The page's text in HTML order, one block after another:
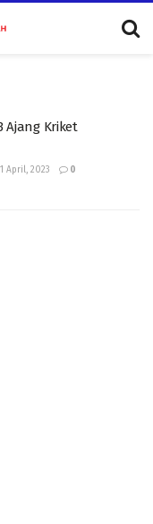
Ajang Kriket
April, 2023 0